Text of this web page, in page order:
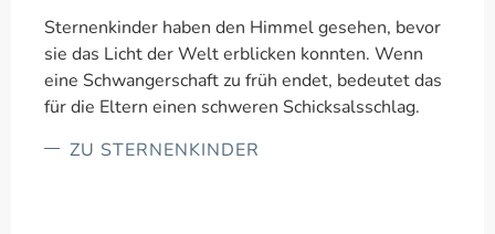
Sternenkinder haben den Himmel gesehen, bevor
sie das Licht der Welt erblicken konnten. Wenn
eine Schwangerschaft zu früh endet, bedeutet das
für die Eltern einen schweren Schicksalsschlag.
ZU STERNENKINDER